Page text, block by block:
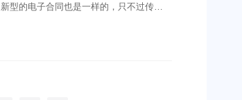
型的电子合同也是一样的，只不过传统
的形式使用，那么在电子合同上该怎样